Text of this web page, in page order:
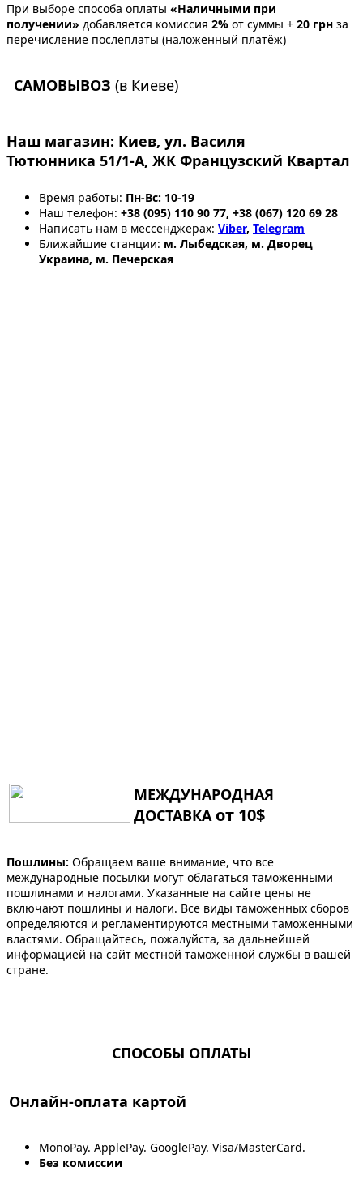
При выборе способа оплаты «Наличными при
получении» добавляется комиссия 2% от суммы + 20 грн за
перечисление послеплаты (наложенный платёж)
САМОВЫВОЗ (в Киеве)
Наш магазин: Киев, ул. Василя
Тютюнника 51/1-А, ЖК Французский Квартал
Время работы: Пн-Вс: 10-19
Наш телефон: +38 (095) 110 90 77, +38 (067) 120 69 28
Написать нам в мессенджерах: Viber, Telegram
Ближайшие станции: м. Лыбедская, м. Дворец
Украина, м. Печерская
МЕЖДУНАРОДНАЯ
ДОСТАВКА от 10$
Пошлины: Обращаем ваше внимание, что все
международные посылки могут облагаться таможенными
пошлинами и налогами. Указанные на сайте цены не
включают пошлины и налоги. Все виды таможенных сборов
определяются и регламентируются местными таможенными
властями. Обращайтесь, пожалуйста, за дальнейшей
информацией на сайт местной таможенной службы в вашей
стране.
СПОСОБЫ ОПЛАТЫ
Онлайн-оплата картой
MonoPay. ApplePay. GooglePay. Visa/MasterCard.
Без комиссии